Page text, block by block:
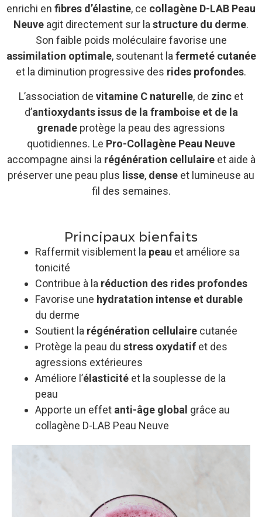
enrichi en fibres d’élastine, ce collagène D-LAB Peau
Neuve agit directement sur lastructure du derme.
Son faible poids moléculaire favorise une
assimilation optimale, soutenant lafermeté cutanée
et la diminution progressive des rides profondes.
L’association de vitamine C naturelle, de zinc et
d’antioxydants issus de la framboise et de la
grenade protège la peau des agressions
quotidiennes. Le Pro-Collagène Peau Neuve
accompagne ainsi la régénération cellulaireet aide à
préserver une peau plus lisse, dense et lumineuse au
fil des semaines.
Principaux bienfaits
Raffermit visiblement la peau et améliore sa
tonicité
Contribue à la réduction des rides profondes
Favorise une hydratation intense et durable
du derme
Soutient la régénération cellulaire cutanée
Protège la peau du stress oxydatif et des
agressions extérieures
Améliore l’élasticité et la souplesse de la
peau
Apporte un effet anti-âge global grâce au
collagène D-LAB Peau Neuve